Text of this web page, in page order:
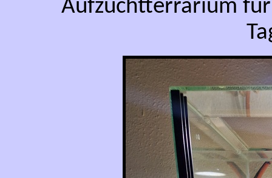
Aufzuchtterrarium